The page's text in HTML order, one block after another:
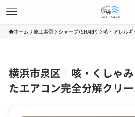
ホーム 施工事例 シャープ（SHARP） 咳・アレルギ
横浜市泉区｜咳・くしゃ
たエアコン完全分解クリ